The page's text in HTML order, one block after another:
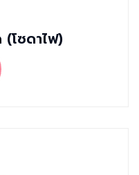
(โซดาไฟ)